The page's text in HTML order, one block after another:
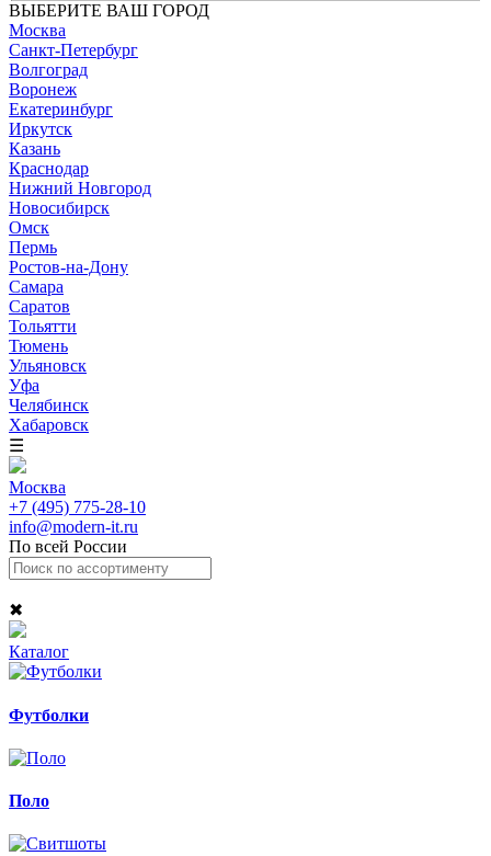
ВЫБЕРИТЕ ВАШ ГОРОД
Москва
Санкт-Петербург
Волгоград
Воронеж
Екатеринбург
Иркутск
Казань
Краснодар
Нижний Новгород
Новосибирск
Омск
Пермь
Ростов-на-Дону
Самара
Саратов
Тольятти
Тюмень
Ульяновск
Уфа
Челябинск
Хабаровск
☰
Москва
+7 (495) 775-28-10
info@modern-it.ru
По всей России
✖
Каталог
Футболки
Поло